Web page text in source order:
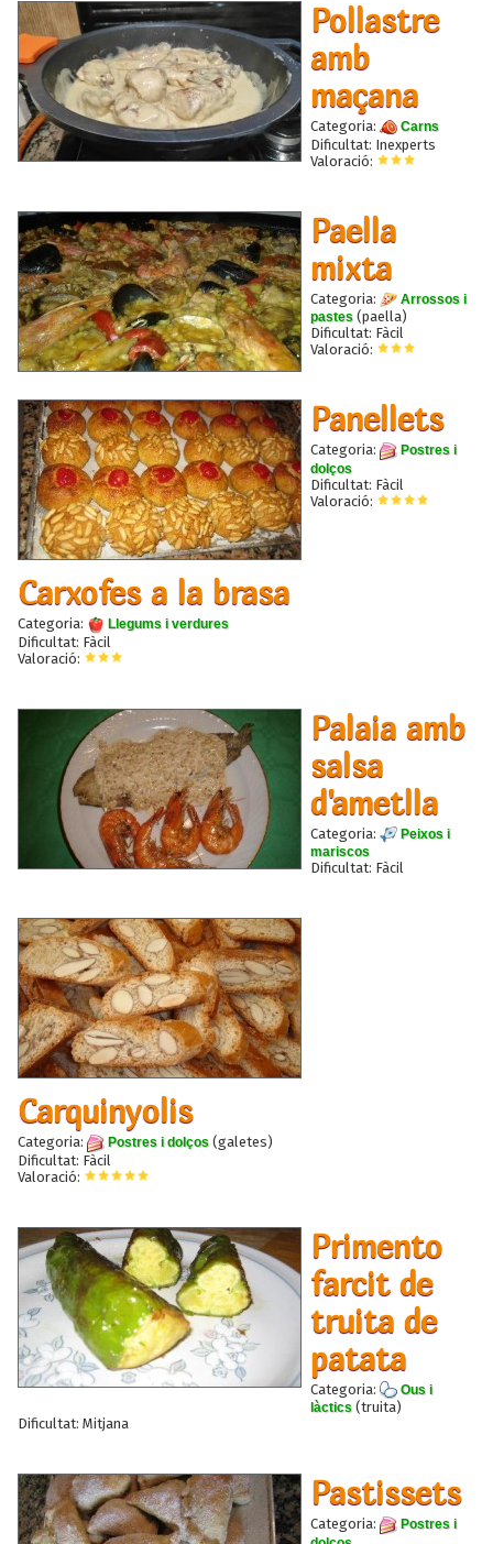
Pollastre
amb
maçana
Categoria: Carns
Dificultat: Inexperts
Valoració:
Paella
mixta
Categoria:
Arrossos i
pastes (paella)
Dificultat: Fàcil
Valoració:
Panellets
Categoria:
Postres i
dolços
Dificultat: Fàcil
Valoració:
Carxofes a la brasa
Categoria: Llegums i verdures
Dificultat: Fàcil
Valoració:
Palaia amb
salsa
d'ametlla
Categoria:
Peixos i
mariscos
Dificultat: Fàcil
Carquinyolis
Categoria: Postres i dolços (galetes)
Dificultat: Fàcil
Valoració:
Primento
farcit de
truita de
patata
Categoria:
Ous i
làctics (truita)
Dificultat: Mitjana
Pastissets
Categoria:
Postres i